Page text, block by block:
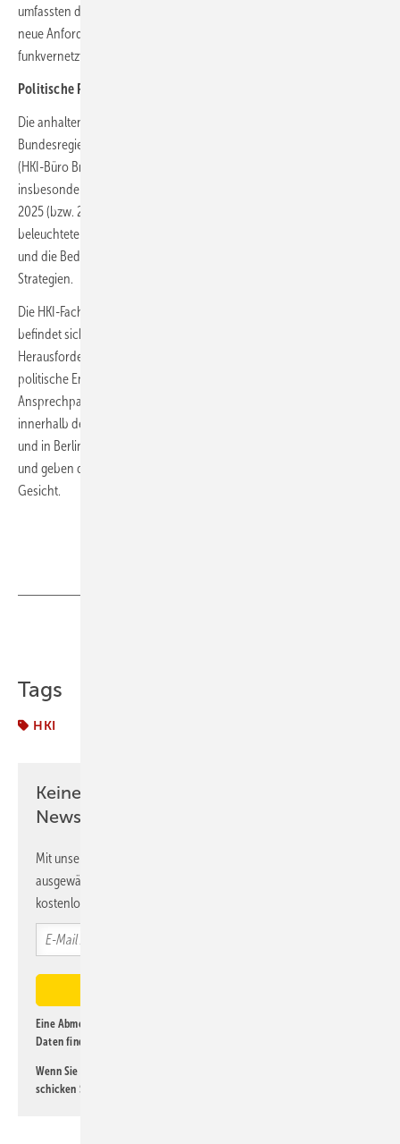
umfassten die Marktüberwachung, die Umsetzung der 1. BImSchV und
neue Anforderungen im Bereich Cybersicherheit – insbesondere für
funkvernetzte Geräte wie Pelletöfen.
Politische Rahmenbedingungen im Fokus
Die anhaltende Regulierungsflut aus Brüssel sowie der Kurs der neuen
Bundesregierung bestimmten die politische Diskussion. Sascha Deisel
(HKI-Büro Brüssel) informierte über die kommenden EU-Vorgaben,
insbesondere die EUDR-Verordnung zur Entwaldung, die ab Ende
2025 (bzw. 2026 für KMU) greift. Torben Niemann (HKI-Büro Berlin)
beleuchtete darüber hinaus die politischen Konstellationen in Berlin
und die Bedeutung der Holzenergie in künftigen politischen
Strategien.
Die HKI-Fachverbandssitzung zeigte einmal mehr: Die Branche
befindet sich in einem dynamischen Umfeld mit großen
Herausforderungen – von technischen Anforderungen über
politische Entwicklungen bis hin zu einem akzeptierten
Ansprechpartner der Energie- und Wärmewende. Der enge Austausch
innerhalb des Verbandes, das Engagement auf europäischer Ebene
und in Berlin sowie die WOF stärken die Position der Mitgliedsbetreibe
und geben der Wärmewende ein differenziertes, zukunftsfähiges
Gesicht.
Tags
HKI
Keine Zeit? Kein Problem mit dem K&L
Newsletter!
Mit unserem Newsletter erhalten Sie regelmäßig von uns
ausgewählte Informationen und Neuigkeiten, gebündelt und
kostenlos direkt ins Postfach.
Eine Abmeldung ist jederzeit möglich. Informationen zum Umgang mit
Daten finden Sie auch in unserer
Wenn Sie selbst eine interessante Meldung beitragen möchten, so
schicken Sie diese bitte an